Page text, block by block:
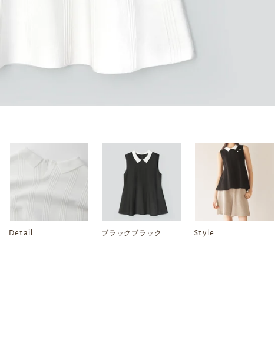
Detail ブラックブラック Style